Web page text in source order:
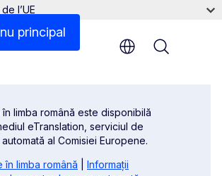
principal
l’UE
limba română este disponibilă
eTranslation, serviciul de
al Comisiei Europene.
în limba română
Informații